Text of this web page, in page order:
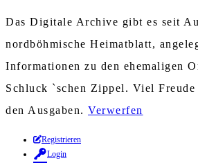
Das Digitale Archive gibt es seit
nordböhmische Heimatblatt,
Informationen zu den ehemaligen
Schluck `schen Zippel. Viel Freude
den Ausgaben. Verwerfen
Zum
Inhalt
Registrieren
Login